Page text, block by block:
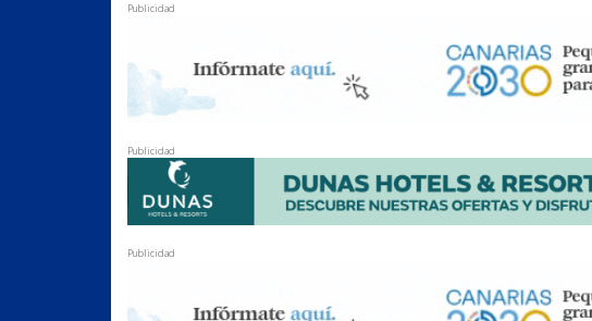
Publicidad
Publicidad
Publicidad